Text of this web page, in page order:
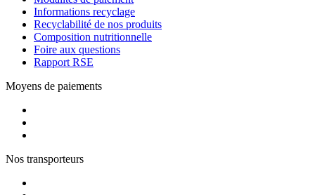
Informations recyclage
Recyclabilité de nos produits
Composition nutritionnelle
Foire aux questions
Rapport RSE
Moyens de paiements
Nos transporteurs